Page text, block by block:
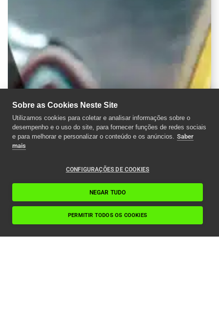
Sobre as Cookies Neste Site
Utilizamos cookies para coletar e analisar informações sobre o
desempenho e o uso do site, para fornecer funções de redes sociais
e para melhorar e personalizar o conteúdo e os anúncios. Saber
mais
CONFIGURAÇÕES DE COOKIES
NEGAR TUDO
PERMITIR TODOS OS COOKIES